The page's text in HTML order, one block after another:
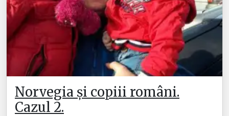
Norvegia și copiii români.
Cazul 2.